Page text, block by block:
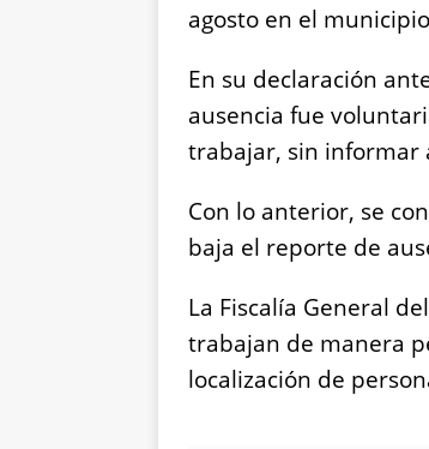
agosto en el
En su declaración
ausencia fue
trabajar, sin informar
Con lo anterior, se
baja el reporte de
La Fiscalía General
trabajan de manera
localización de